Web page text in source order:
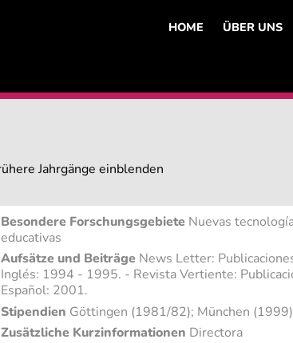
HOME ÜBER UNS
Besondere Forschungsgebiete Nuevas
educativas
Aufsätze und Beiträge News Letter:
Inglés: 1994 - 1995. - Revista Vertiente:
Español: 2001.
Stipendien Göttingen (1981/82); München (1999)
Zusätzliche Kurzinformationen Directora